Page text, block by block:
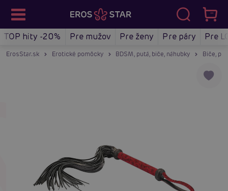
TOP hity -20% Pre mužov Pre ženy Pre páry Pre
ErosStar.sk Erotické pomôcky BDSM, putá, biče, náhubky Biče,